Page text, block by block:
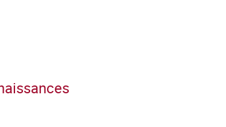
de management de la